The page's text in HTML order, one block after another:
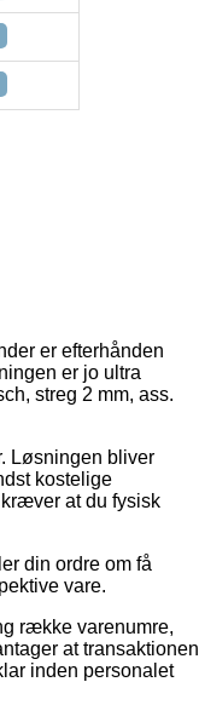
er efterhånden
er jo ultra
streg 2 mm, ass.
Løsningen bliver
kostelige
at du fysisk
din ordre om få
vare.
række varenumre,
at transaktionen
inden personalet